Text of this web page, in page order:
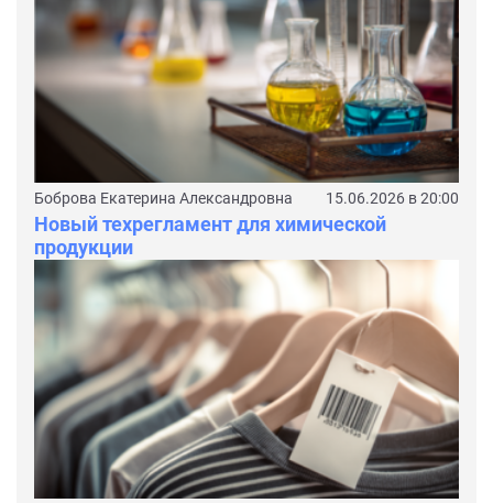
Боброва Екатерина Александровна 15.06.2026 в 20:00
Новый техрегламент для химической
продукции